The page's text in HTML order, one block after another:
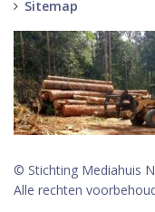
Sitemap
© Stichting Mediahuis
Alle rechten